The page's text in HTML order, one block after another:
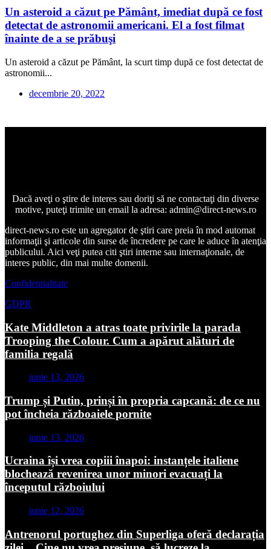
Un asteroid a căzut pe Pământ, imediat după ce fost
detectat de astronomii americani. El a fost filmat
înainte de a se prăbuşi
Un asteroid a căzut pe Pământ, la scurt timp după ce fost detectat de
astronomii...
decembrie 20, 2022
Dacă aveţi o ştire de interes sau doriţi să ne contactaţi din diverse
motive, puteţi trimite un email la adresa: admin@direct-news.ro
direct-news.ro este un agregator de ştiri care preia în mod automat
informaţii şi articole din surse de încredere pe care le aduce în atenţia
publicului. Aici veţi putea citi ştiri interne sau internaţionale, de
interes public, din mai multe domenii.
Confidentialitate
GDPR
Kate Middleton a atras toate privirile la parada
Trooping the Colour. Cum a apărut alături de
familia regală
iunie 13, 2026
Trump și Putin, prinși în propria capcană: de ce nu
pot încheia războaiele pornite
iunie 13, 2026
Ucraina își vrea copiii înapoi: instanțele italiene
blochează revenirea unor minori evacuați la
începutul războiului
iunie 12, 2026
Antrenorul portughez din Superliga oferă declarația